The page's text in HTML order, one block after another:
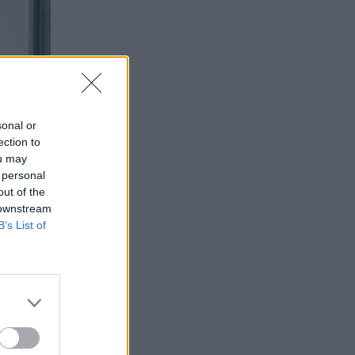
or
to
may
of the
List of